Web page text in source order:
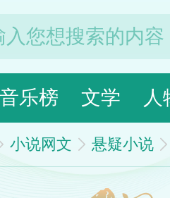
音乐榜 文学 人
小说网文 悬疑小说